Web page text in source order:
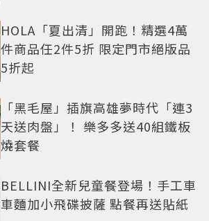
HOLA「夏出清」開跑！精選4萬
件商品任2件5折 限定門市絕版品
5折起
「黑毛屋」插旗高雄夢時代「連3
天送肉盤」！ 樂多多送40組鐵板
燒套餐
BELLINI全新兒童餐登場！手工車
車麵加小飛碟披薩 點餐再送貼紙